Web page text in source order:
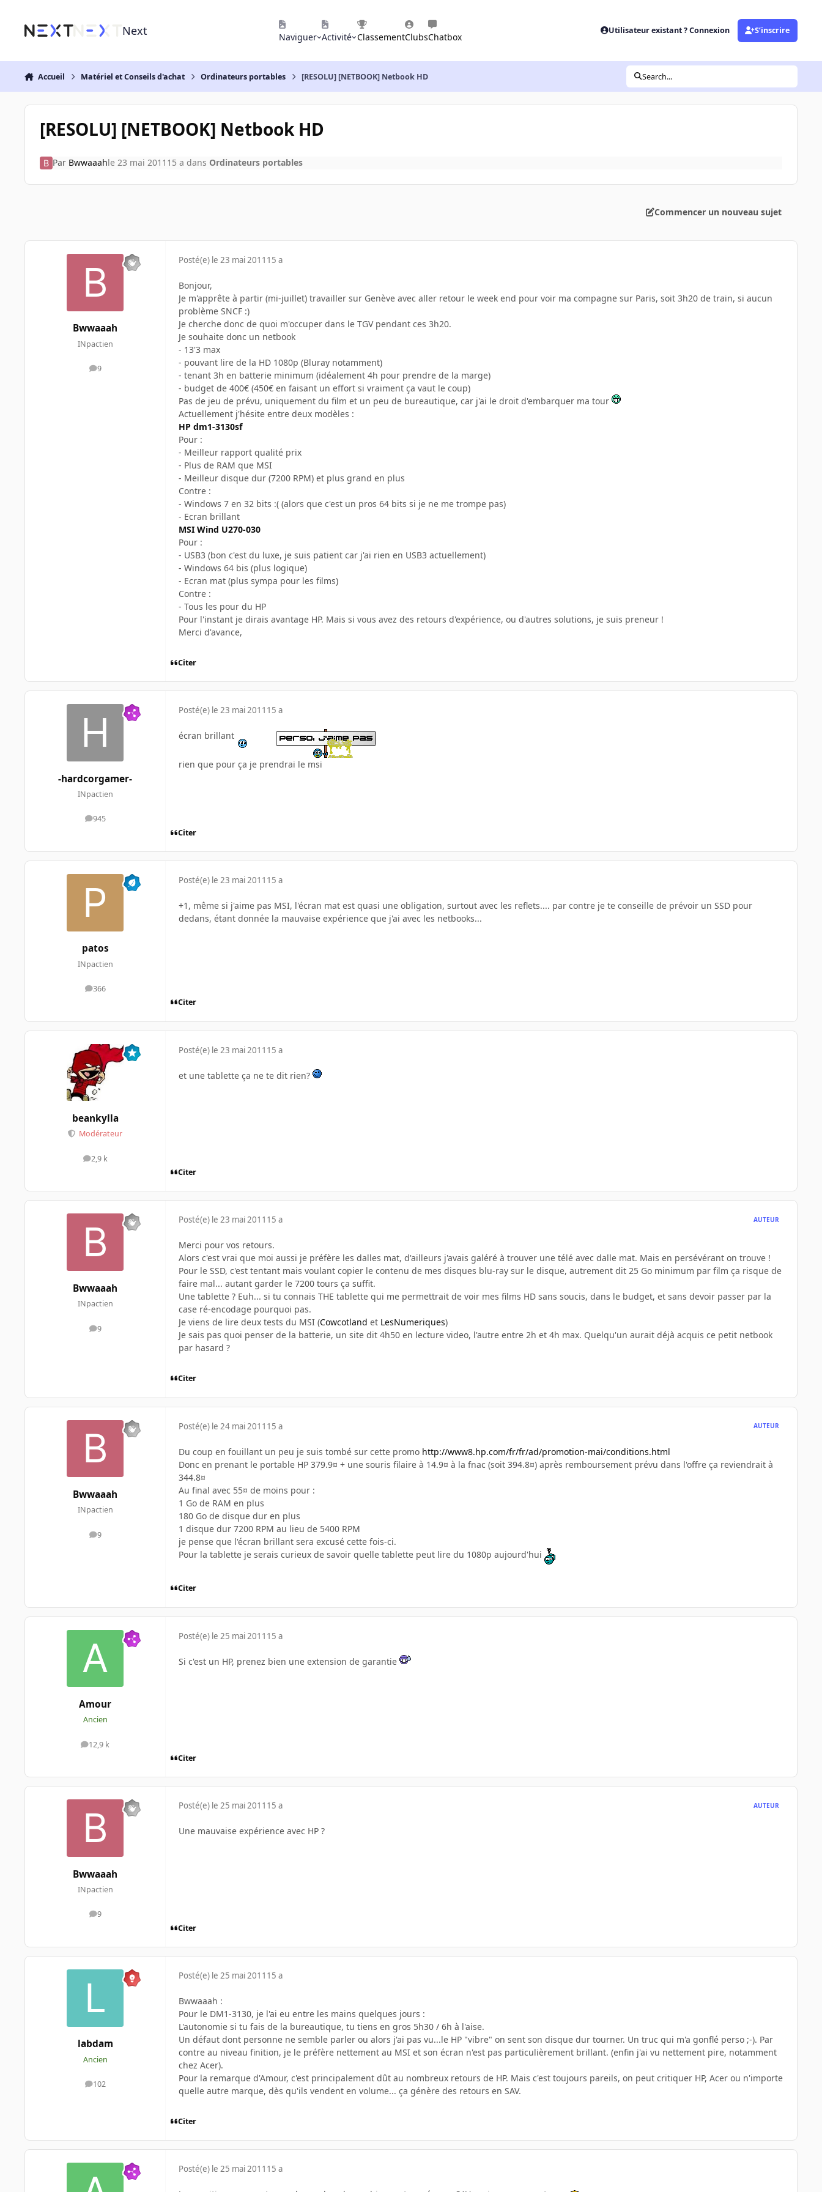
Next Naviguer Activité ClassementClubsChatbox
Utilisateur existant ? Connexion S’inscrire
Accueil Matériel et Conseils d'achat Ordinateurs portables [RESOLU] [NETBOOK] Netbook HD Search...
[RESOLU] [NETBOOK] Netbook HD
Par Bwwaaahle 23 mai 2011 15 a dans Ordinateurs portables
Commencer un nouveau sujet
Bwwaaah
INpactien
9
messages
Posté(e) le 23 mai 2011 15 a
Bonjour,
Je m'apprête à partir (mi-juillet) travailler sur Genève avec aller retour le week end pour voir ma compagne sur Paris, soit 3h20 de train, si aucun
problème SNCF :)
Je cherche donc de quoi m'occuper dans le TGV pendant ces 3h20.
Je souhaite donc un netbook
- 13'3 max
- pouvant lire de la HD 1080p (Bluray notamment)
- tenant 3h en batterie minimum (idéalement 4h pour prendre de la marge)
- budget de 400€ (450€ en faisant un effort si vraiment ça vaut le coup)
Pas de jeu de prévu, uniquement du film et un peu de bureautique, car j'ai le droit d'embarquer ma tour
Actuellement j'hésite entre deux modèles :
HP dm1-3130sf
Pour :
- Meilleur rapport qualité prix
- Plus de RAM que MSI
- Meilleur disque dur (7200 RPM) et plus grand en plus
Contre :
- Windows 7 en 32 bits :( (alors que c'est un pros 64 bits si je ne me trompe pas)
- Ecran brillant
MSI Wind U270-030
Pour :
- USB3 (bon c'est du luxe, je suis patient car j'ai rien en USB3 actuellement)
- Windows 64 bis (plus logique)
- Ecran mat (plus sympa pour les films)
Contre :
- Tous les pour du HP
Pour l'instant je dirais avantage HP. Mais si vous avez des retours d'expérience, ou d'autres solutions, je suis preneur !
Merci d'avance,
Citer
-hardcorgamer-
INpactien
945
messages
Posté(e) le 23 mai 2011 15 a
écran brillant
rien que pour ça je prendrai le msi
Citer
patos
INpactien
366
messages
Posté(e) le 23 mai 2011 15 a
+1, même si j'aime pas MSI, l'écran mat est quasi une obligation, surtout avec les reflets.... par contre je te conseille de prévoir un SSD pour
dedans, étant donnée la mauvaise expérience que j'ai avec les netbooks...
Citer
beankylla
Modérateur
2,9 k
messages
Posté(e) le 23 mai 2011 15 a
et une tablette ça ne te dit rien?
Citer
Bwwaaah
INpactien
9
messages
Posté(e) le 23 mai 2011 15 a AUTEUR
Merci pour vos retours.
Alors c'est vrai que moi aussi je préfère les dalles mat, d'ailleurs j'avais galéré à trouver une télé avec dalle mat. Mais en persévérant on trouve !
Pour le SSD, c'est tentant mais voulant copier le contenu de mes disques blu-ray sur le disque, autrement dit 25 Go minimum par film ça risque de
faire mal... autant garder le 7200 tours ça suffit.
Une tablette ? Euh... si tu connais THE tablette qui me permettrait de voir mes films HD sans soucis, dans le budget, et sans devoir passer par la
case ré-encodage pourquoi pas.
Je viens de lire deux tests du MSI (Cowcotland et LesNumeriques)
Je sais pas quoi penser de la batterie, un site dit 4h50 en lecture video, l'autre entre 2h et 4h max. Quelqu'un aurait déjà acquis ce petit netbook
par hasard ?
Citer
Bwwaaah
INpactien
9
messages
Posté(e) le 24 mai 2011 15 a AUTEUR
Du coup en fouillant un peu je suis tombé sur cette promo http://www8.hp.com/fr/fr/ad/promotion-mai/conditions.html
Donc en prenant le portable HP 379.9¤ + une souris filaire à 14.9¤ à la fnac (soit 394.8¤) après remboursement prévu dans l'offre ça reviendrait à
344.8¤
Au final avec 55¤ de moins pour :
1 Go de RAM en plus
180 Go de disque dur en plus
1 disque dur 7200 RPM au lieu de 5400 RPM
je pense que l'écran brillant sera excusé cette fois-ci.
Pour la tablette je serais curieux de savoir quelle tablette peut lire du 1080p aujourd'hui
Citer
Amour
Ancien
12,9 k
messages
Posté(e) le 25 mai 2011 15 a
Si c'est un HP, prenez bien une extension de garantie
Citer
Bwwaaah
INpactien
9
messages
Posté(e) le 25 mai 2011 15 a AUTEUR
Une mauvaise expérience avec HP ?
Citer
labdam
Ancien
102
messages
Posté(e) le 25 mai 2011 15 a
Bwwaaah :
Pour le DM1-3130, je l'ai eu entre les mains quelques jours :
L'autonomie si tu fais de la bureautique, tu tiens en gros 5h30 / 6h à l'aise.
Un défaut dont personne ne semble parler ou alors j'ai pas vu...le HP "vibre" on sent son disque dur tourner. Un truc qui m'a gonflé perso ;-). Par
contre au niveau finition, je le préfère nettement au MSI et son écran n'est pas particulièrement brillant. (enfin j'ai vu nettement pire, notamment
chez Acer).
Pour la remarque d'Amour, c'est principalement dût au nombreux retours de HP. Mais c'est toujours pareils, on peut critiquer HP, Acer ou n'importe
quelle autre marque, dès qu'ils vendent en volume... ça génère des retours en SAV.
Citer
Posté(e) le 25 mai 2011 15 a